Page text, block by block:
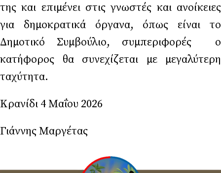
της και επιμένει στις γνωστές και ανοίκειες
για δημοκρατικά όργανα, όπως είναι το
Δημοτικό Συμβούλιο, συμπεριφορές ο
κατήφορος θα συνεχίζεται με μεγαλύτερη
ταχύτητα.
Κρανίδι 4 Μαΐου 2026
Γιάννης Μαργέτας